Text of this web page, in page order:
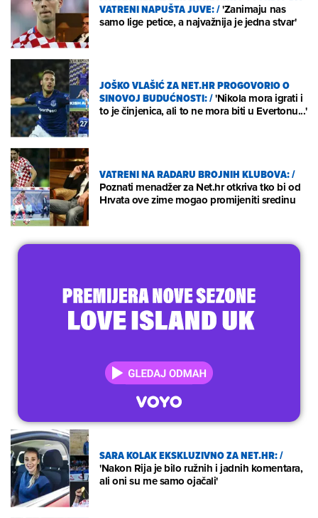
VATRENI NAPUŠTA JUVE:/'Zanimaju nas
samo lige petice, a najvažnija je jedna stvar'
JOŠKO VLAŠIĆ ZA NET.HR PROGOVORIO O
SINOVOJ BUDUĆNOSTI:/'Nikola mora igrati i
to je činjenica, ali to ne mora biti u Evertonu...'
VATRENI NA RADARU BROJNIH KLUBOVA:/
Poznati menadžer za Net.hr otkriva tko bi od
Hrvata ove zime mogao promijeniti sredinu
SARA KOLAK EKSKLUZIVNO ZA NET.HR:/
'Nakon Rija je bilo ružnih i jadnih komentara,
ali oni su me samo ojačali'